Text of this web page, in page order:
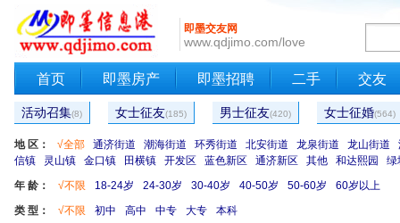
即墨交友网
www.qdjimo.com/love
首页 即墨房产 即墨招聘 二手 交友
活动召集(8) 女士征友(185) 男士征友(420) 女士征婚(564)
地 区： √全部 通济街道 潮海街道 环秀街道 北安街道 龙泉街道 龙山街道
信镇
灵山镇 金口镇 田横镇 开发区 蓝色新区 通济新区 其他 和达熙园
绿
年 龄：
√不限 18-24岁 24-30岁 30-40岁 40-50岁 50-60岁
60岁以上
类 型：
√不限 初中 高中 中专 大专 本科